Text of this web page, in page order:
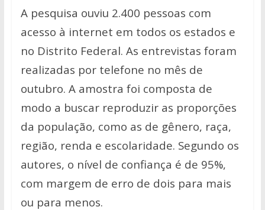
A pesquisa ouviu 2.400 pessoas com
acesso à internet em todos os estados e
no Distrito Federal. As entrevistas foram
realizadas por telefone no mês de
outubro. A amostra foi composta de
modo a buscar reproduzir as proporções
da população, como as de gênero, raça,
região, renda e escolaridade. Segundo os
autores, o nível de confiança é de 95%,
com margem de erro de dois para mais
ou para menos.